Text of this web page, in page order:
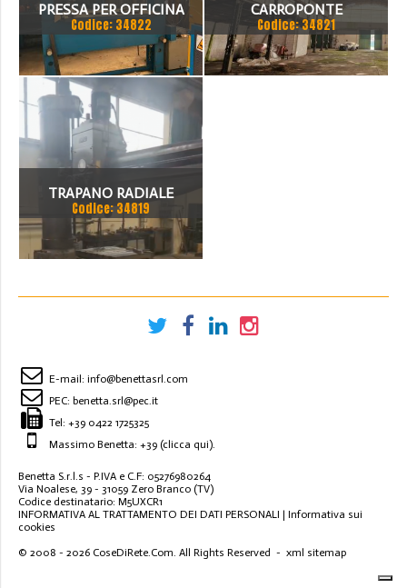
PRESSA PER OFFICINA
SICMI 100 TON
Codice: 34822
CARROPONTE
MONOTRAVE DEMAG 5
TON SCARTAMENTO 16190
Codice: 34821
TRAPANO RADIALE
SBRACCIO 3000 MM. FORO
100 MM
Codice: 34819
E-mail: info@benettasrl.com
PEC: benetta.srl@pec.it
Tel: +39 0422 1725325
Massimo Benetta: +39 (clicca qui).
Benetta S.r.l.s - P.IVA e C.F: 05276980264
Via Noalese, 39 - 31059 Zero Branco (TV)
Codice destinatario: M5UXCR1
INFORMATIVA AL TRATTAMENTO DEI DATI PERSONALI | Informativa sui
cookies
© 2008 - 2026 CoseDiRete.Com. All Rights Reserved - xml sitemap